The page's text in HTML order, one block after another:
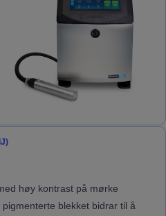
høy kontrast på mørke
blekket bidrar til å